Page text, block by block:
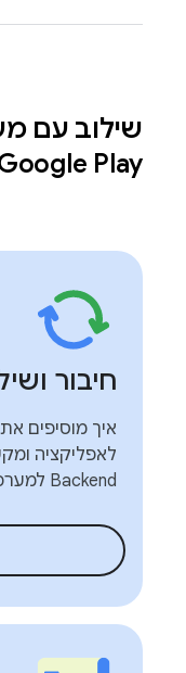
שילוב עם
Play‏
חיבור
לאפליקציה
Backend למערכת החיוב של Google Play.